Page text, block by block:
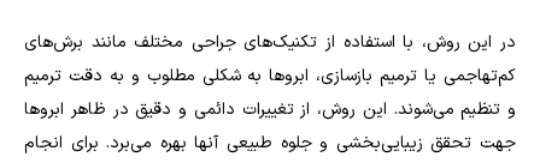
در این روش، با استفاده از تکنیک‌های جراحی مختلف مانند برش‌های
کم‌تهاجمی یا ترمیم بازسازی، ابروها به شکلی مطلوب و به دقت ترمیم
و تنظیم می‌شوند. این روش، از تغییرات دائمی و دقیق در ظاهر ابروها
جهت تحقق زیبایی‌بخشی و جلوه طبیعی آنها بهره می‌برد. برای انجام